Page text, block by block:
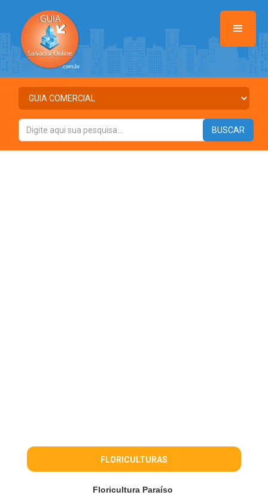
FLORICULTURAS
Floricultura Paraíso